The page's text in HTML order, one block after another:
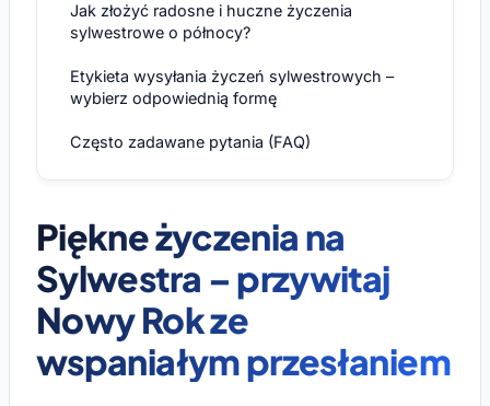
Jak złożyć radosne i huczne życzenia
sylwestrowe o północy?
Etykieta wysyłania życzeń sylwestrowych –
wybierz odpowiednią formę
Często zadawane pytania (FAQ)
Piękne życzenia na
Sylwestra – przywitaj
Nowy Rok ze
wspaniałym przesłaniem